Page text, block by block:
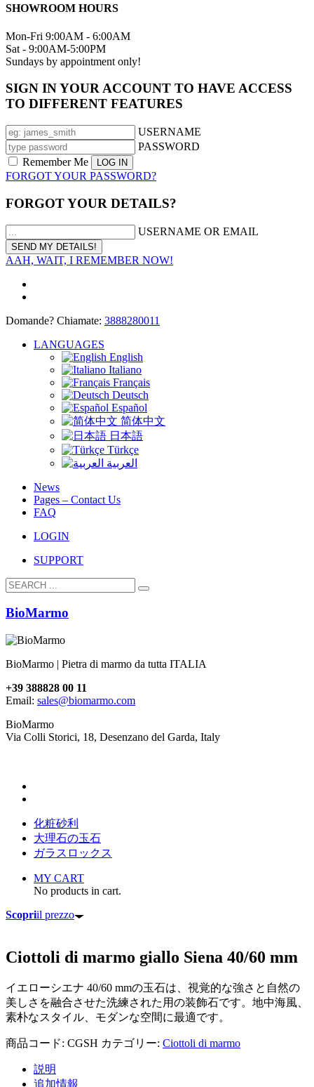
SHOWROOM HOURS
Mon-Fri 9:00AM - 6:00AM
Sat - 9:00AM-5:00PM
Sundays by appointment only!
SIGN IN YOUR ACCOUNT TO HAVE ACCESS
TO DIFFERENT FEATURES
USERNAME
PASSWORD
Remember Me
FORGOT YOUR PASSWORD?
FORGOT YOUR DETAILS?
USERNAME OR EMAIL
AAH, WAIT, I REMEMBER NOW!
Domande? Chiamate: 3888280011
LANGUAGES
English
Italiano
Français
Deutsch
Español
简体中文
日本語
Türkçe
العربية
News
Pages – Contact Us
FAQ
LOGIN
SUPPORT
BioMarmo
BioMarmo | Pietra di marmo da tutta ITALIA
+39 388828 00 11
Email: sales@biomarmo.com
BioMarmo
Via Colli Storici, 18, Desenzano del Garda, Italy
化粧砂利
大理石の玉石
ガラスロックス
MY CART
No products in cart.
Scopriil prezzo
Ciottoli di marmo giallo Siena 40/60 mm
イエローシエナ 40/60 mmの玉石は、視覚的な強さと自然の
美しさを融合させた洗練された用の装飾石です。地中海風、
素朴なスタイル、モダンな空間に最適です。
商品コード: CGSH カテゴリー: Ciottoli di marmo
説明
追加情報